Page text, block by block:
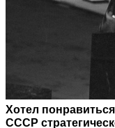
Хотел
СССР